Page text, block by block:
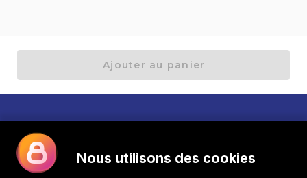
Ajouter au panier